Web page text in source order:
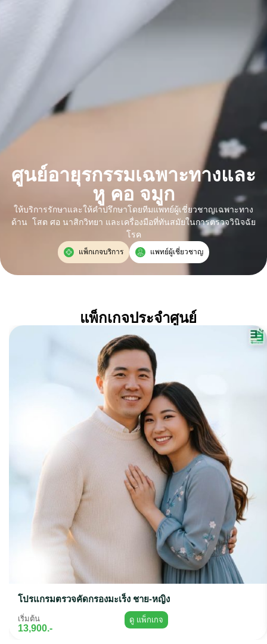
ศูนย์อายุรกรรมเฉพาะทางและ
หู คอ จมูก
ให้บริการรักษาและให้คำปรึกษาโดยทีมแพทย์ผู้เชี่ยวชาญเฉพาะทาง
ด้าน โสต ศอ นาสิกวิทยา และเครื่องมือที่ทันสมัยในการตรวจวินิจฉัย
โรค
แพ็กเกจบริการ แพทย์ผู้เชี่ยวชาญ
แพ็กเกจประจำศูนย์
โปรแกรมตรวจคัดกรองมะเร็ง ชาย-หญิง
เริ่มต้น
13,900.-
ดู แพ็กเกจ